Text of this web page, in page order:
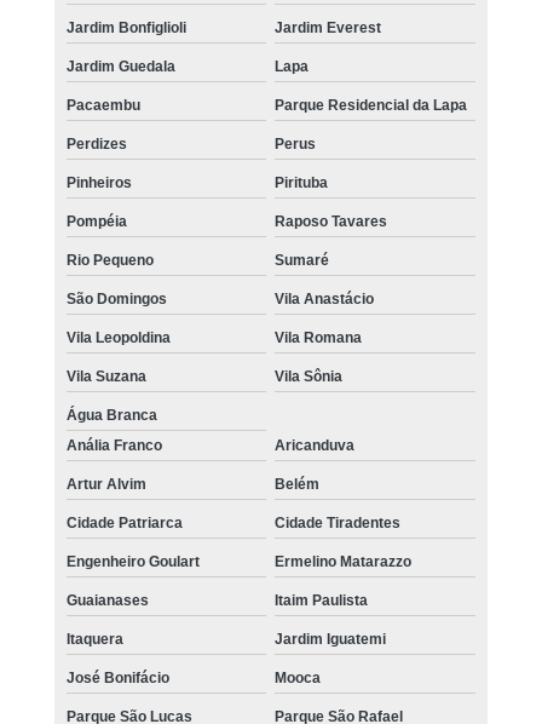
Jardim Bonfiglioli Jardim Everest
Jardim Guedala Lapa
Pacaembu Parque Residencial da Lapa
Perdizes Perus
Pinheiros Pirituba
Pompéia Raposo Tavares
Rio Pequeno Sumaré
São Domingos Vila Anastácio
Vila Leopoldina Vila Romana
Vila Suzana Vila Sônia
Água Branca
Anália Franco
Aricanduva
Artur Alvim Belém
Cidade Patriarca Cidade Tiradentes
Engenheiro Goulart Ermelino Matarazzo
Guaianases Itaim Paulista
Itaquera Jardim Iguatemi
José Bonifácio Mooca
Parque São Lucas Parque São Rafael